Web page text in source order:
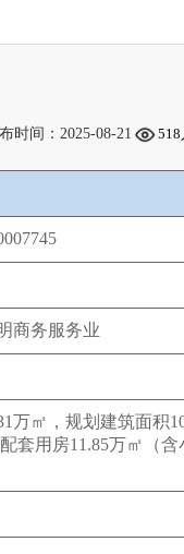
时间：2025-08-21 518
商务服务业
万㎡，规划建筑面积
套用房11.85万㎡（含